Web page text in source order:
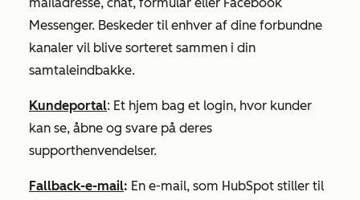
Messenger. Beskeder til enhver af dine forbundne
kanaler vil blive sorteret sammen i din
samtaleindbakke.
Kundeportal: Et hjem bag et login, hvor kunder
kan se, åbne og svare på deres
supporthenvendelser.
Fallback-e-mail: En e-mail, som HubSpot stiller til